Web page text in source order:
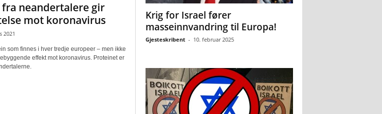
fra neandertalere gir
mot koronavirus
2021
som finnes i hver tredje europeer – men ikke
effekt mot koronavirus. Proteinet er
Krig for Israel fører
masseinnvandring til Europa!
Gjesteskribent - 10. februar 2025